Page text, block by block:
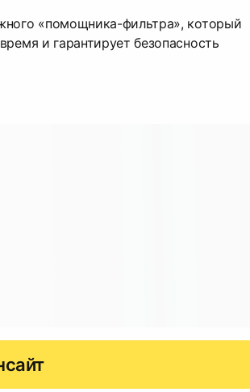
«помощника-фильтра», который
и гарантирует безопасность